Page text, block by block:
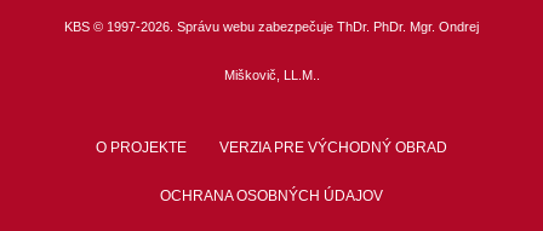
KBS © 1997-2026. Správu webu zabezpečuje ThDr. PhDr. Mgr. Ondrej
Miškovič, LL.M.
O PROJEKTE VERZIA PRE VÝCHODNÝ OBRAD
OCHRANA OSOBNÝCH ÚDAJOV